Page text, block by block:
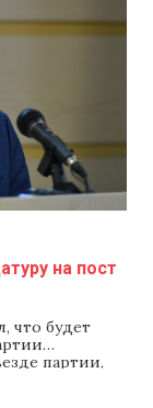
на пост
что будет
партии,
в эфире
TV. «15